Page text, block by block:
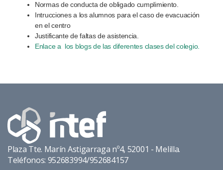
Normas de conducta de obligado cumplimiento.
Intrucciones a los alumnos para el caso de evacuación
en el centro
Justificante de faltas de asistencia.
Enlace a los blogs de las diferentes clases del colegio.
Plaza Tte. Marín Astigarraga nº4, 52001 - Melilla.
Teléfonos: 952683994/952684157